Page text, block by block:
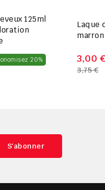
125ml
20% Prix
​​
Laque
3,00 €
3,75 €